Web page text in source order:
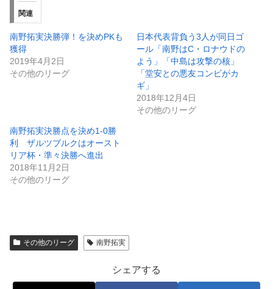
関連
南野拓実決勝弾！を決めPKも
獲得
2019年4月2日
その他のリーグ
日本代表背負う3人が同日ゴ
ール「南野はC・ロナウドの
よう」「中島は攻撃の核」
「堂安との悪友コンビがカ
ギ」
2018年12月4日
その他のリーグ
南野拓実決勝点を決め1-0勝
利 ザルツブルクはオースト
リア杯・準々決勝へ進出
2018年11月2日
その他のリーグ
その他のリーグ 南野拓実
シェアする